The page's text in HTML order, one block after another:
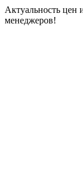
Актуальность цен
менеджеров!